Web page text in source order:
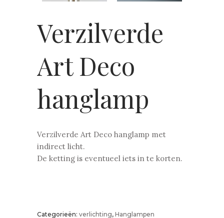
Verzilverde
Art Deco
hanglamp
Verzilverde Art Deco hanglamp met
indirect licht.
De ketting is eventueel iets in te korten.
Categorieën: verlichting, Hanglampen